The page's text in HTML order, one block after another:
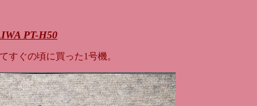
PT-H50
すぐの頃に買った1号機。